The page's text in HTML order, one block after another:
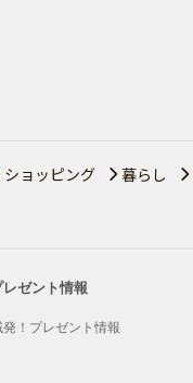
ショッピング 暮らし
レゼント情報
発！プレゼント情報